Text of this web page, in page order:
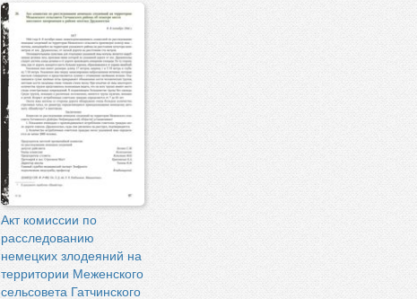
Акт комиссии по
расследованию
немецких злодеяний на
территории Меженского
сельсовета Гатчинского